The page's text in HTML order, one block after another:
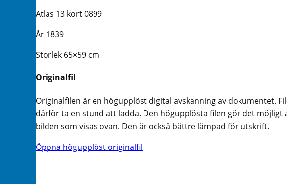
Atlas 13 kort 0899
År 1839
Storlek 65×59 cm
Originalfil
Originalfilen är en högupplöst digital avskanning av dokumentet.
därför ta en stund att ladda. Den högupplösta filen gör det möjligt
bilden som visas ovan. Den är också bättre lämpad för utskrift.
Öppna högupplöst originalfil